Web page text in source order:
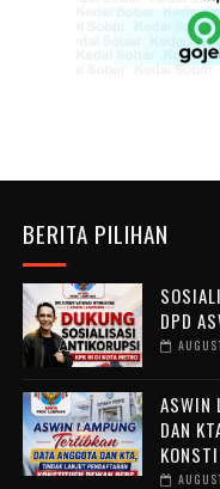
BERITA PILIHAN
DPD
ASWIN
DAN